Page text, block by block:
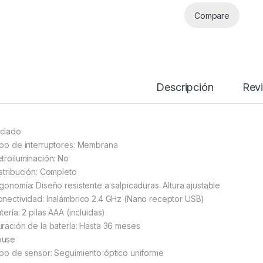
Compare
Descripción
de interruptores: Membrana
No
Completo
Diseño resistente a salpicaduras. Altura ajustable
Inalámbrico 2.4 GHz (Nano receptor USB)
2 pilas AAA (incluidas)
de la batería: Hasta 36 meses
de sensor: Seguimiento óptico uniforme